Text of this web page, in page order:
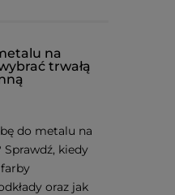
na
trwałą
do metalu na
kiedy
oraz jak